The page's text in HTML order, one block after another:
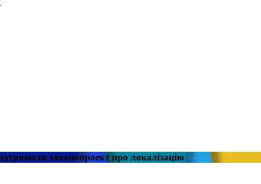
законопроект про локалізацію